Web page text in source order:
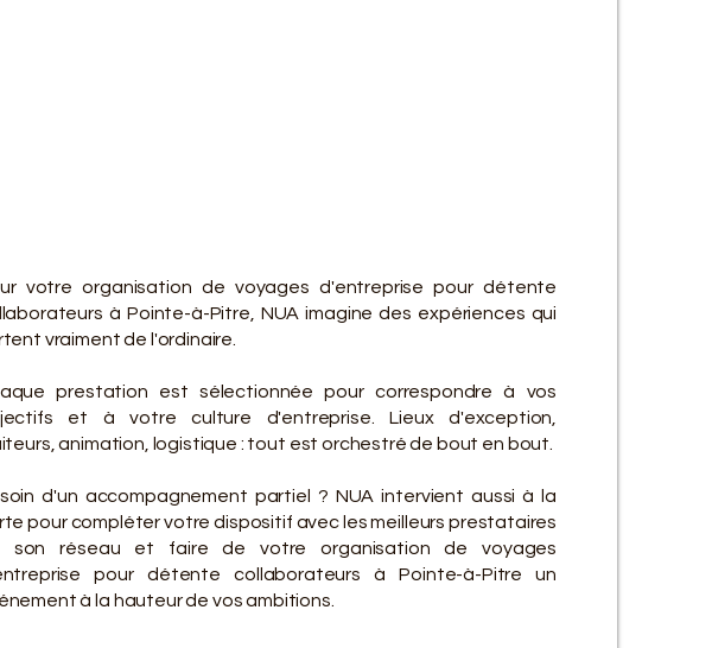
votre organisation de voyages d'entreprise pour détente
à Pointe-à-Pitre, NUA imagine des expériences qui
vraiment de l'ordinaire.
prestation est sélectionnée pour correspondre à vos
et à votre culture d'entreprise. Lieux d'exception,
animation, logistique : tout est orchestré de bout en bout.
d'un accompagnement partiel ? NUA intervient aussi à la
pour compléter votre dispositif avec les meilleurs prestataires
son réseau et faire de votre organisation de voyages
pour détente collaborateurs à Pointe-à-Pitre un
à la hauteur de vos ambitions.